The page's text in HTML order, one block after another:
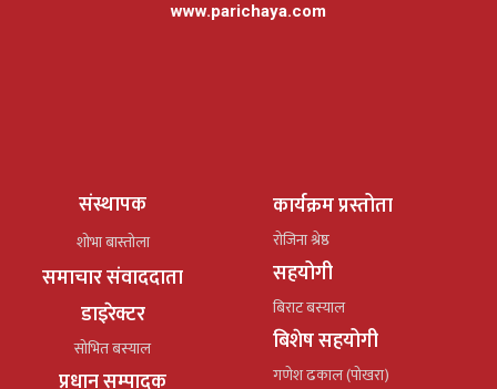
www.parichaya.com
संस्थापक
शोभा बास्तोला
समाचार संवाददाता
डाइरेक्टर
सोभित बस्याल
प्रधान सम्पादक
कार्यक्रम प्रस्तोता
रोजिना श्रेष्ठ
सहयोगी
बिराट बस्याल
बिशेष सहयोगी
गणेश ढकाल (पोखरा)